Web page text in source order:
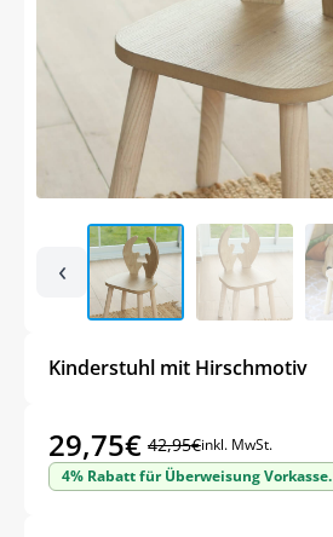
‹
Kinderstuhl mit Hirschmotiv
42,95€
Ursprünglicher
Preis
29,75€
Aktueller
Preis
inkl. MwSt.
4% Rabatt für Überweisung Vorkasse.